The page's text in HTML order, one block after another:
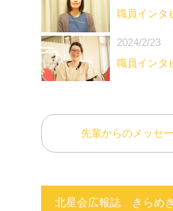
職員イン
2024/2/23
職員イン
先輩からのメッセ
北星会広報誌 きらめき